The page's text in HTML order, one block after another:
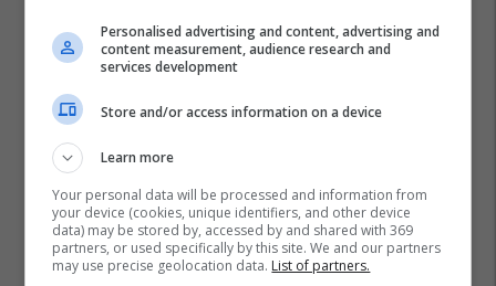
Personalised advertising and content, advertising and
content measurement, audience research and
services development
Store and/or access information on a device
Learn more
Your personal data will be processed and information from
your device (cookies, unique identifiers, and other device
data) may be stored by, accessed by and shared with 369
partners, or used specifically by this site. We and our partners
may use precise geolocation data. List of partners.